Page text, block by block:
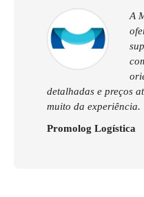
A
detalhadas e preços
muito da experiência.
Promolog Logística